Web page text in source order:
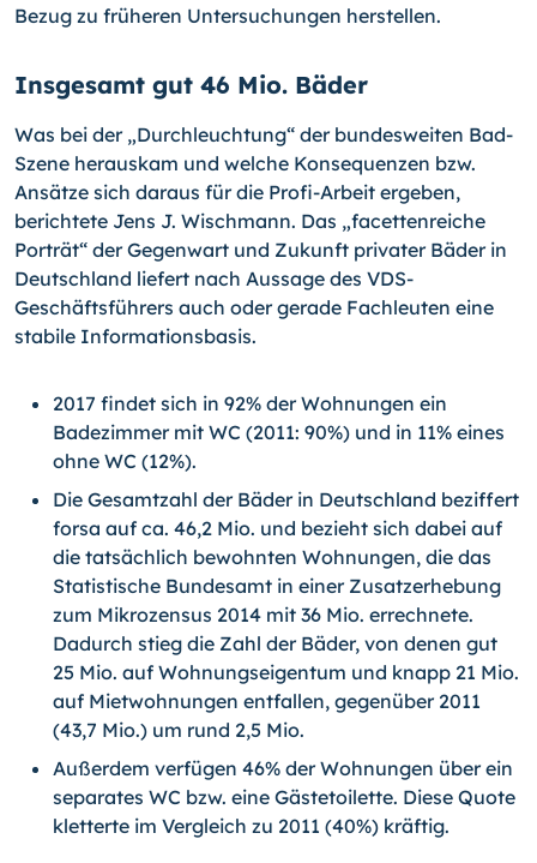
Bezug zu früheren Untersuchungen herstellen.
Insgesamt gut 46 Mio. Bäder
Was bei der „Durchleuchtung“ der bundesweiten Bad-
Szene herauskam und welche Konsequenzen bzw.
Ansätze sich daraus für die Profi-Arbeit ergeben,
berichtete Jens J. Wischmann. Das „facettenreiche
Porträt“ der Gegenwart und Zukunft privater Bäder in
Deutschland liefert nach Aussage des VDS-
Geschäftsführers auch oder gerade Fachleuten eine
stabile Informationsbasis.
2017 findet sich in 92% der Wohnungen ein
Badezimmer mit WC (2011: 90%) und in 11% eines
ohne WC (12%).
Die Gesamtzahl der Bäder in Deutschland beziffert
forsa auf ca. 46,2 Mio. und bezieht sich dabei auf
die tatsächlich bewohnten Wohnungen, die das
Statistische Bundesamt in einer Zusatzerhebung
zum Mikrozensus 2014 mit 36 Mio. errechnete.
Dadurch stieg die Zahl der Bäder, von denen gut
25 Mio. auf Wohnungseigentum und knapp 21 Mio.
auf Mietwohnungen entfallen, gegenüber 2011
(43,7 Mio.) um rund 2,5 Mio.
Außerdem verfügen 46% der Wohnungen über ein
separates WC bzw. eine Gästetoilette. Diese Quote
kletterte im Vergleich zu 2011 (40%) kräftig.